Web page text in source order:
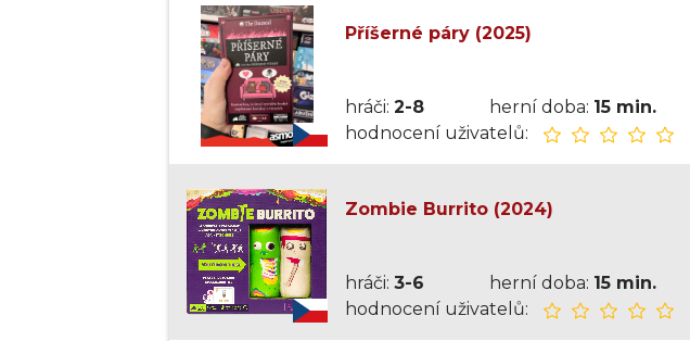
Příšerné páry (2025)
hráči: 2-8 herní doba: 15 min.
hodnocení uživatelů:
Zombie Burrito (2024)
hráči: 3-6 herní doba: 15 min.
hodnocení uživatelů: